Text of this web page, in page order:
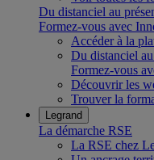
Du distanciel au
Formez-vous avec
Accéder à la
Du distanciel
Formez-vous
Découvrir les
Trouver la
Legrand
La démarche RSE
La RSE chez